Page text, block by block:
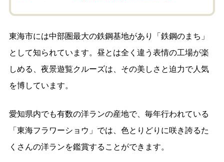
東海市には中部圏最大の鉄鋼基地があり「鉄鋼のまち」
として知られています。昼とは全く違う表情の工場が楽
しめる、夜景遊覧クルーズは、その美しさと迫力で人気
を博しています。
愛知県内でも有数の洋ランの産地で、毎年行われている
「東海フラワーショウ」では、色とりどりに咲き誇るた
くさんの洋ランを鑑賞することができます。